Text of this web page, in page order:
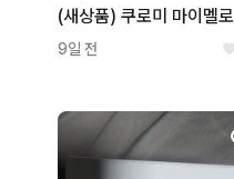
9일 전